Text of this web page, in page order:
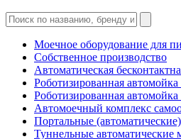
Моечное оборудование для
Собственное производство
Автоматическая
Роботизированная автомойка
Роботизированная
Автомоечный комплекс
Портальные
Туннельные автоматические